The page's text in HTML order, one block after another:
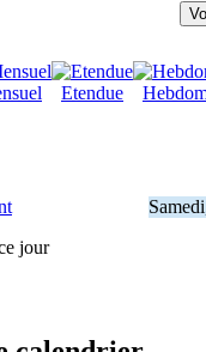
Etendue
jour